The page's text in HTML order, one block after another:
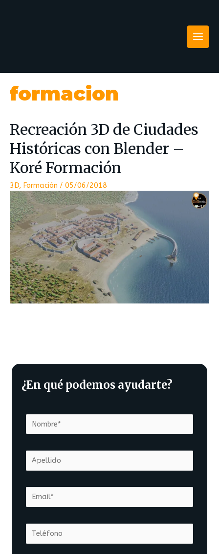
formacion
Recreación 3D de Ciudades
Históricas con Blender –
Koré Formación
3D, Formación / 05/06/2018
¿En qué podemos ayudarte?